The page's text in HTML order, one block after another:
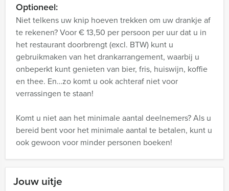
Jouw uitje
Optioneel:
Niet telkens uw knip hoeven trekken om uw drankje af
te rekenen? Voor € 13,50 per persoon per uur dat u in
het restaurant doorbrengt (excl. BTW) kunt u
gebruikmaken van het drankarrangement, waarbij u
onbeperkt kunt genieten van bier, fris, huiswijn, koffie
en thee. En…zo komt u ook achteraf niet voor
verrassingen te staan!
Komt u niet aan het minimale aantal deelnemers? Als u
bereid bent voor het minimale aantal te betalen, kunt u
ook gewoon voor minder personen boeken!